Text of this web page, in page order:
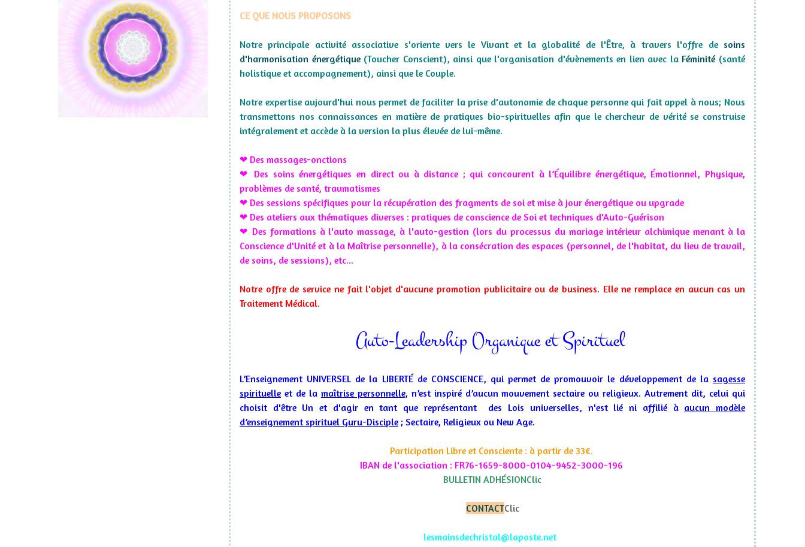
CE QUE NOUS PROPOSONS
Notre principale activité associative s'oriente vers le Vivant et la globalité de l'Être, à travers l'offre de soins
d'harmonisation énergétique(Toucher Conscient), ainsi que l'organisation d'évènements en lien avec la Féminité (santé
holistique et accompagnement), ainsi que le Couple.
Notre expertise aujourd'hui nous permet de faciliter la prise d'autonomie de chaque personne qui fait appel à nous; Nous
transmettons nos connaissances en matière de pratiques bio-spirituelles afin que le chercheur de vérité se construise
intégralement et accède à la version la plus élevée de lui-même.
❤ Des massages-onctions
❤ Des soins énergétiques en direct ou à distance ; qui concourent à l’Équilibre énergétique, Émotionnel, Physique,
problèmes de santé, traumatismes
❤ Des sessions spécifiques pour la récupération des fragments de soi et mise à jour énergétique ou upgrade
❤ Des ateliers aux thématiques diverses : pratiques de conscience de Soi et techniques d'Auto-Guérison
❤ Des formations à l'auto massage, à l'auto-gestion (lors du processus du mariage intérieur alchimique menant à la
Conscience d'Unité et à la Maîtrise personnelle), à la consécration des espaces (personnel, de l'habitat, du lieu de travail,
de soins, de sessions), etc...
Notre offre de service ne fait l'objet d'aucune promotion publicitaire ou de business. Elle ne remplace en aucun cas un
Traitement Médical.
Auto-Leadership Organique et Spirituel
L’Enseignement UNIVERSEL de la LIBERTÉ de CONSCIENCE, qui permet de promouvoir le développement de la sagesse
spirituelle et de la maîtrise personnelle, n’est inspiré d’aucun mouvement sectaire ou religieux. Autrement dit, celui qui
choisit d'être Un et d'agir en tant que représentant des Lois universelles, n'est lié ni affilié à aucun modèle
d’enseignement spirituel Guru-Disciple ; Sectaire, Religieux ou New Age.
Participation Libre et Consciente : à partir de 33€.
IBAN de l'association : FR76-1659-8000-0104-9452-3000-196
BULLETIN ADHÉSIONClic
CONTACTClic
lesmainsdechristal@laposte.net